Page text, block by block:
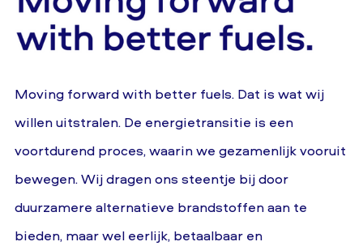
Moving forward with better fuels. Dat is wat wij
willen uitstralen. De energietransitie is een
voortdurend proces, waarin we gezamenlijk vooruit
bewegen. Wij dragen ons steentje bij door
duurzamere alternatieve brandstoffen aan te
bieden, maar wel eerlijk, betaalbaar en